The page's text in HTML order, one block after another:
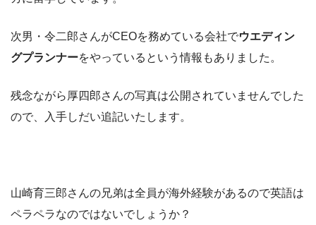
次男・令二郎さんがCEOを務めている会社でウエディン
グプランナーをやっているという情報もありました。
残念ながら厚四郎さんの写真は公開されていませんでした
ので、入手しだい追記いたします。
山崎育三郎さんの兄弟は全員が海外経験があるので英語は
ペラペラなのではないでしょうか？